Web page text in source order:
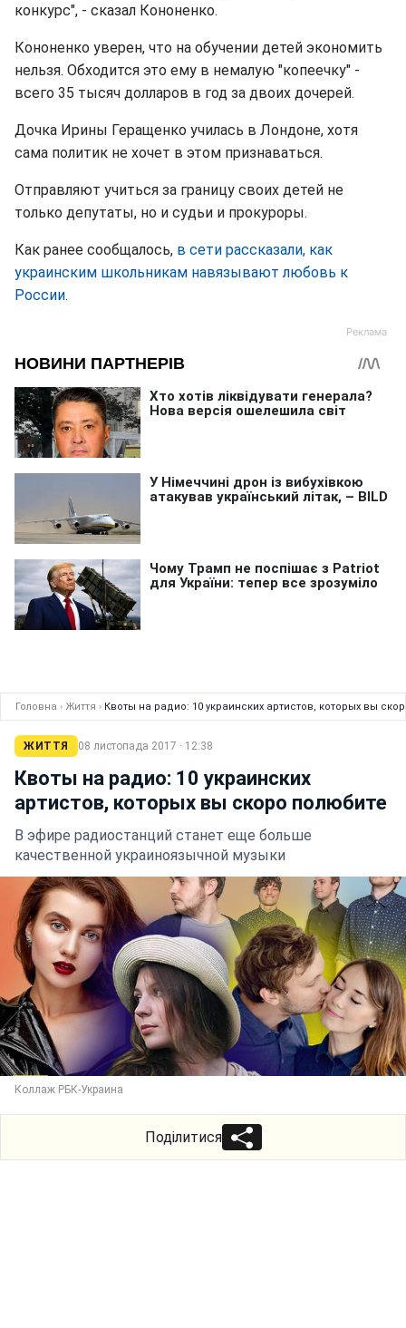
конкурс", - сказал Кононенко.
Кононенко уверен, что на обучении детей экономить
нельзя. Обходится это ему в немалую "копеечку" -
всего 35 тысяч долларов в год за двоих дочерей.
Дочка Ирины Геращенко училась в Лондоне, хотя
сама политик не хочет в этом признаваться.
Отправляют учиться за границу своих детей не
только депутаты, но и судьи и прокуроры.
Как ранее сообщалось, в сети рассказали, как
украинским школьникам навязывают любовь к
России.
Головна › Життя › Квоты на радио: 10 украинских артистов, которых вы
ЖИТТЯ 08 листопада 2017 · 12:38
Квоты на радио: 10 украинских
артистов, которых вы скоро полюбите
В эфире радиостанций станет еще больше
качественной украиноязычной музыки
Коллаж РБК-Украина
Поділитися